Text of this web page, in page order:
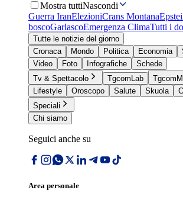
Mostra tuttiNascondi
Guerra IranElezioniCrans Montana
boscoGarlascoEmergenza ClimaTutti i
Tutte le notizie del giorno
Cronaca
Mondo Politica Economia
Video
Foto Infografiche
Schede
Tv & Spettacolo
TgcomLab
Lifestyle
Oroscopo Salute Skuola
Speciali
Chi siamo
Seguici anche su
Area personale